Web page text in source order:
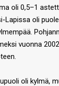
oli 0,5–1
Lapissa oli
vuonna
oli kylmä,